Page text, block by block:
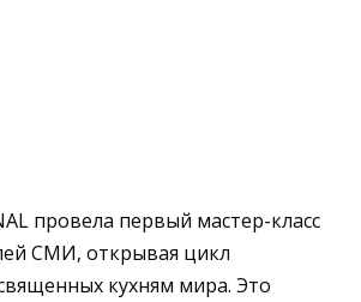
провела первый мастер-класс
СМИ, открывая цикл
кухням мира. Это